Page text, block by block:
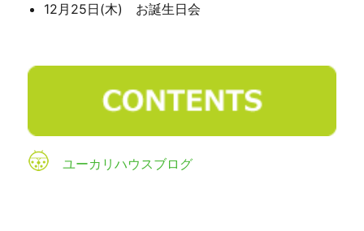
12月25日(木) お誕生日会
ユーカリハウスブログ